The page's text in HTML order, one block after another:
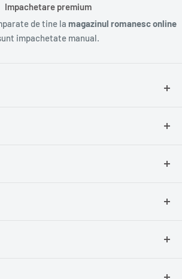
Impachetare premium
de tine la magazinul romanesc online
impachetate manual.